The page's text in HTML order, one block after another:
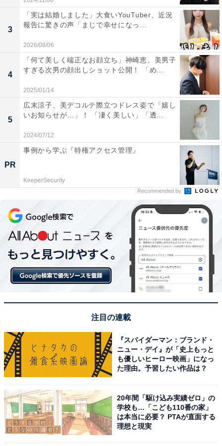
3
「実は結婚しました」大食いYouTuber、近況
報告に驚きの声「まじで幸せになっ...
2026/08/06
4
「何て美しく端正なお顔立ち」神崎恵、美男子
すぎる次男の顔出しショット公開！ 「め...
2025/01/14
5
広末涼子、美デコルテ際立つドレス姿で「嬉し
いお知らせが…」！ 「凄く美しい」「透...
2024/07/12
PR
事例から学ぶ『特権アクセス管理』
KeeperSecurity
Recommended by
注目の連載
『スパイダーマン：ブランド・
ニュー・デイ』が「史上もっと
も優しいヒーロー映画」になっ
た理由。予習したい作品は？
20年間「駆け込み実績ゼロ」の
学校も…「こども110番の家」
は本当に必要？ PTAが直面する
理想と現実